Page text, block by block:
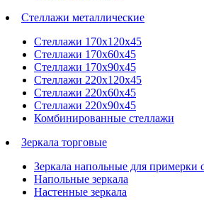
Стеллажи металлические
Стеллажи 170х120х45
Стеллажи 170х60х45
Стеллажи 170х90х45
Стеллажи 220х120х45
Стеллажи 220х60х45
Стеллажи 220х90х45
Комбинированные стеллажи
Зеркала торговые
Зеркала напольные для примерки
Напольные зеркала
Настенные зеркала